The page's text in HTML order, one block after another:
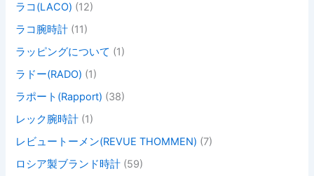
ラコ(LACO) (12)
ラコ腕時計 (11)
ラッピングについて (1)
ラドー(RADO) (1)
ラポート(Rapport) (38)
レック腕時計 (1)
レビュートーメン(REVUE THOMMEN) (7)
ロシア製ブランド時計 (59)